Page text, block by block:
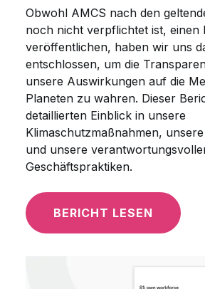
Obwohl AMCS nach den
noch nicht verpflichtet ist, einen
veröffentlichen, haben wir uns
entschlossen, um die
unsere Auswirkungen auf die
Planeten zu wahren. Dieser
detaillierten Einblick in unsere
Klimaschutzmaßnahmen,
und unsere
Geschäftspraktiken.
BERICHT LESEN